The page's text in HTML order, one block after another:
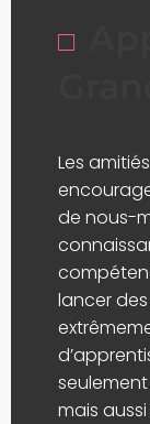
Les
de nous-
lancer
mais